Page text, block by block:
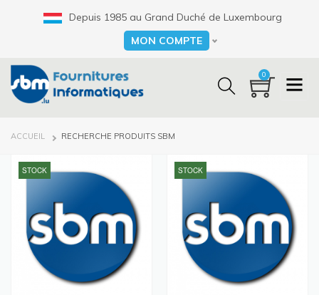
Depuis 1985 au Grand Duché de Luxembourg
Select your language
MON COMPTE
0
FIL
ACCUEIL RECHERCHE PRODUITS SBM
STOCK STOCK